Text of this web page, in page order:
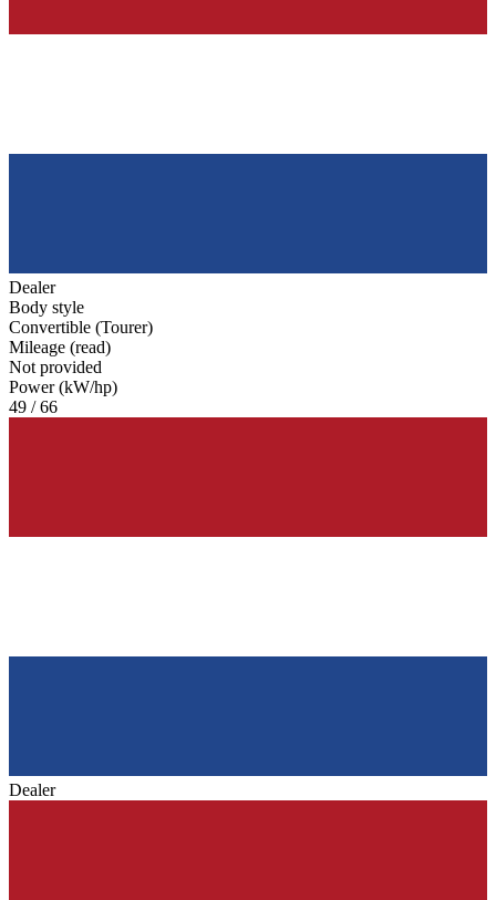
Dealer
Body style
Convertible (Tourer)
Mileage (read)
Not provided
Power (kW/hp)
49 / 66
Dealer